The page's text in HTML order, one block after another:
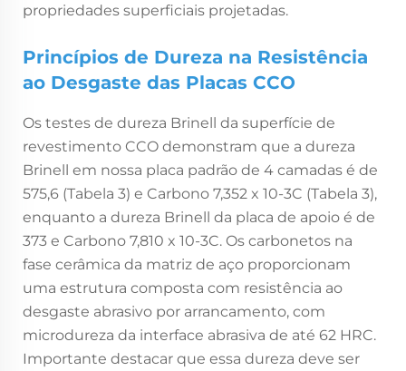
propriedades superficiais projetadas.
Princípios de Dureza na Resistência
ao Desgaste das Placas CCO
Os testes de dureza Brinell da superfície de
revestimento CCO demonstram que a dureza
Brinell em nossa placa padrão de 4 camadas é de
575,6 (Tabela 3) e Carbono 7,352 x 10-3C (Tabela 3),
enquanto a dureza Brinell da placa de apoio é de
373 e Carbono 7,810 x 10-3C. Os carbonetos na
fase cerâmica da matriz de aço proporcionam
uma estrutura composta com resistência ao
desgaste abrasivo por arrancamento, com
microdureza da interface abrasiva de até 62 HRC.
Importante destacar que essa dureza deve ser